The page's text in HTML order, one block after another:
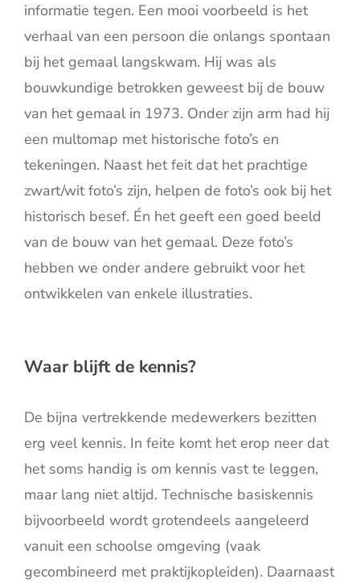
informatie tegen. Een mooi voorbeeld is het
verhaal van een persoon die onlangs spontaan
bij het gemaal langskwam. Hij was als
bouwkundige betrokken geweest bij de bouw
van het gemaal in 1973. Onder zijn arm had hij
een multomap met historische foto’s en
tekeningen. Naast het feit dat het prachtige
zwart/wit foto’s zijn, helpen de foto’s ook bij het
historisch besef. Én het geeft een goed beeld
van de bouw van het gemaal. Deze foto’s
hebben we onder andere gebruikt voor het
ontwikkelen van enkele illustraties.
Waar blijft de kennis?
De bijna vertrekkende medewerkers bezitten
erg veel kennis. In feite komt het erop neer dat
het soms handig is om kennis vast te leggen,
maar lang niet altijd. Technische basiskennis
bijvoorbeeld wordt grotendeels aangeleerd
vanuit een schoolse omgeving (vaak
gecombineerd met praktijkopleiden). Daarnaast